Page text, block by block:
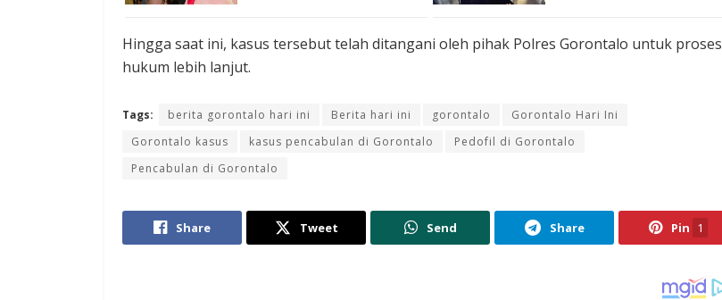
Hingga saat ini, kasus tersebut telah ditangani oleh pihak Polres Gorontalo untuk proses
hukum lebih lanjut.
Tags: berita gorontalo hari ini Berita hari ini gorontalo
Gorontalo Hari Ini
Gorontalo kasus
kasus pencabulan di Gorontalo
Pedofil di Gorontalo
Pencabulan di Gorontalo
Share Tweet Send Share Pin 1